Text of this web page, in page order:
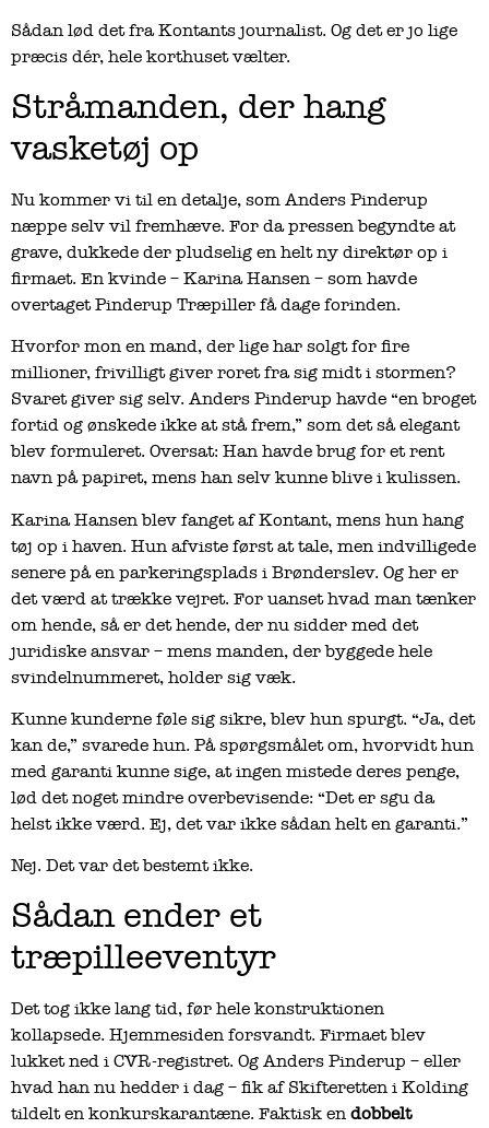
Sådan lød det fra Kontants journalist. Og det er jo lige
præcis dér, hele korthuset vælter.
Stråmanden, der hang
vasketøj op
Nu kommer vi til en detalje, som Anders Pinderup
næppe selv vil fremhæve. For da pressen begyndte at
grave, dukkede der pludselig en helt ny direktør op i
firmaet. En kvinde – Karina Hansen – som havde
overtaget Pinderup Træpiller få dage forinden.
Hvorfor mon en mand, der lige har solgt for fire
millioner, frivilligt giver roret fra sig midt i stormen?
Svaret giver sig selv. Anders Pinderup havde “en broget
fortid og ønskede ikke at stå frem,” som det så elegant
blev formuleret. Oversat: Han havde brug for et rent
navn på papiret, mens han selv kunne blive i kulissen.
Karina Hansen blev fanget af Kontant, mens hun hang
tøj op i haven. Hun afviste først at tale, men indvilligede
senere på en parkeringsplads i Brønderslev. Og her er
det værd at trække vejret. For uanset hvad man tænker
om hende, så er det hende, der nu sidder med det
juridiske ansvar – mens manden, der byggede hele
svindelnummeret, holder sig væk.
Kunne kunderne føle sig sikre, blev hun spurgt. “Ja, det
kan de,” svarede hun. På spørgsmålet om, hvorvidt hun
med garanti kunne sige, at ingen mistede deres penge,
lød det noget mindre overbevisende: “Det er sgu da
helst ikke værd. Ej, det var ikke sådan helt en garanti.”
Nej. Det var det bestemt ikke.
Sådan ender et
træpilleeventyr
Det tog ikke lang tid, før hele konstruktionen
kollapsede. Hjemmesiden forsvandt. Firmaet blev
lukket ned i CVR-registret. Og Anders Pinderup – eller
hvad han nu hedder i dag – fik af Skifteretten i Kolding
tildelt en konkurskarantæne. Faktisk en dobbelt